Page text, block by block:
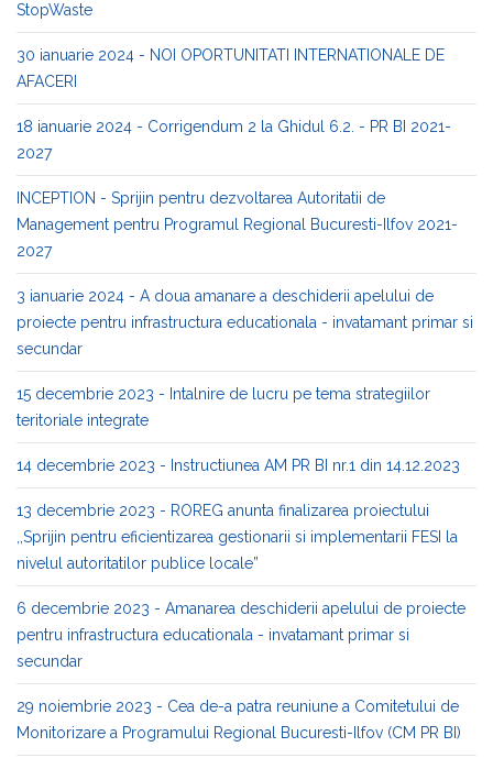
StopWaste
30 ianuarie 2024 - NOI OPORTUNITATI INTERNATIONALE DE
AFACERI
18 ianuarie 2024 - Corrigendum 2 la Ghidul 6.2. - PR BI 2021-
2027
INCEPTION - Sprijin pentru dezvoltarea Autoritatii de
Management pentru Programul Regional Bucuresti-Ilfov 2021-
2027
3 ianuarie 2024 - A doua amanare a deschiderii apelului de
proiecte pentru infrastructura educationala - invatamant primar si
secundar
15 decembrie 2023 - Intalnire de lucru pe tema strategiilor
teritoriale integrate
14 decembrie 2023 - Instructiunea AM PR BI nr.1 din 14.12.2023
13 decembrie 2023 - ROREG anunta finalizarea proiectului
,,Sprijin pentru eficientizarea gestionarii si implementarii FESI la
nivelul autoritatilor publice locale”
6 decembrie 2023 - Amanarea deschiderii apelului de proiecte
pentru infrastructura educationala - invatamant primar si
secundar
29 noiembrie 2023 - Cea de-a patra reuniune a Comitetului de
Monitorizare a Programului Regional Bucuresti-Ilfov (CM PR BI)